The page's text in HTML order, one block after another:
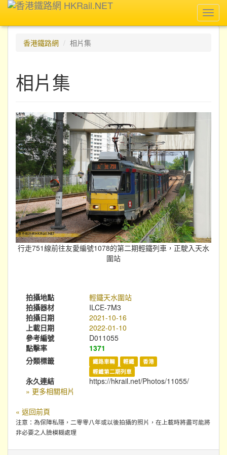
香港鐵路網
相片集
相片集
行走751線前往友愛編號1078的第二期輕鐵列車，正駛入天水
圍站
拍攝地點
輕鐵天水圍站
拍攝器材
ILCE-7M3
拍攝日期
2021-10-16
上載日期
2022-01-10
參考編號
D011055
點擊率
1371
分類標籤
鐵路車輛 輕鐵
香港
輕鐵第二期列車
永久連結
https://hkrail.net/Photos/11055/
» 更多相關相片
« 返回前頁
注意：為保障私隱，二零零八年或以後拍攝的照片，在上載時將盡可能將
非必要之人臉模糊處理